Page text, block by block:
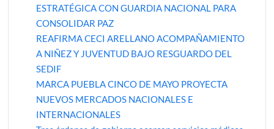
ESTRATÉGICA CON GUARDIA NACIONAL PARA
CONSOLIDAR PAZ
REAFIRMA CECI ARELLANO ACOMPAÑAMIENTO
A NIÑEZ Y JUVENTUD BAJO RESGUARDO DEL
SEDIF
MARCA PUEBLA CINCO DE MAYO PROYECTA
NUEVOS MERCADOS NACIONALES E
INTERNACIONALES